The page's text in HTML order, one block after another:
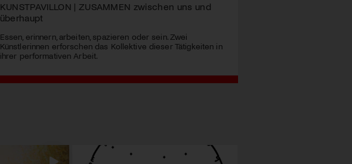
KUNSTPAVILLON | ZUSAMMEN zwischen uns und
überhaupt
Essen, erinnern, arbeiten, spazieren oder sein. Zwei
Künstlerinnen erforschen das Kollektive dieser Tätigkeiten in
ihrer performativen Arbeit.